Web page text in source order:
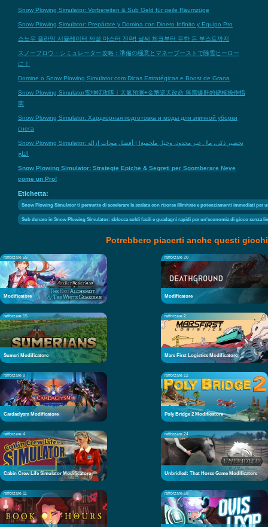
Snow Plowing Simulator: Vorbereiten & Sub Geld für geile Räumzüge
Snow Plowing Simulator: Prepárate y Domina con Dinero Infinito y Equipo Pro
스노우 플라잉 시뮬레이터 제설 마스터 전략! 날씨 체크부터 무한 돈 부스트까지
スノープロウ・シミュレーター攻略：準備の極意とマネーブーストで除雪ヒーロー
に！
Domine o Snow Plowing Simulator com Dicas Estratégicas e Boost de Grana
Snow Plowing Simulator雪地特攻隊｜天氣預測+金幣逆天改命 無需爆肝的硬核操作指
南
Snow Plowing Simulator: Хардкорная подготовка и моды для эпичной уборки
снега
Snow Plowing Simulator: تحضير ذكي، مال غير محدود، وحيل ملحمية! | أفضل مودات إزالة
الثلج
Snow Plowing Simulator: Strategie Epiche & Segreti per Sgomberare Neve
come un Pro!
Etichetta:
Snow Plowing Simulator ti permette di accelerare la scalata con risorse illimitate e potenziamenti immediati per
Sub denaro in Snow Plowing Simulator: sblocca soldi facili e guadagni rapidi per un'economia di gioco senza
Potrebbero piacerti anche questi giochi
rafforzare 55
Modificatore
rafforzare 20
Modificatore
rafforzare 15
Sumeri Modificatore
rafforzare 2
Mars First Logistics Modificatore
rafforzare 8
Cardaclysm Modificatore
rafforzare 12
Poly Bridge 2 Modificatore
rafforzare 4
Cabin Crew Life Simulator Modificatore
rafforzare 24
Unbridled: That Horse Game Modificatore
rafforzare 11 rafforzare 18